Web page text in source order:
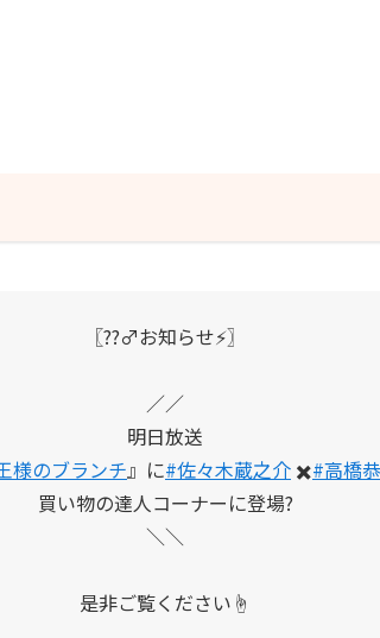
明日放送
』に#佐々木蔵之介
買い物の達人コーナーに登場?️
＼＼